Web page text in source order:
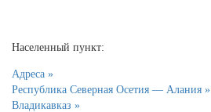
Населенный пункт:
Адреса »
Республика Северная Осетия — Алания »
Владикавказ »